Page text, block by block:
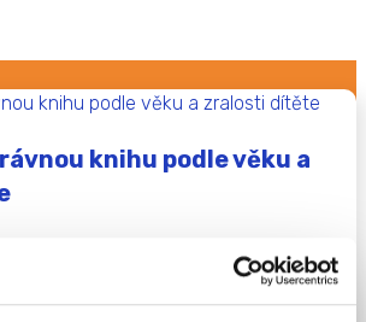
knihu podle věku a
bod pro volbu knih. Není to však
faktor. Při výběru knihy bychom měli